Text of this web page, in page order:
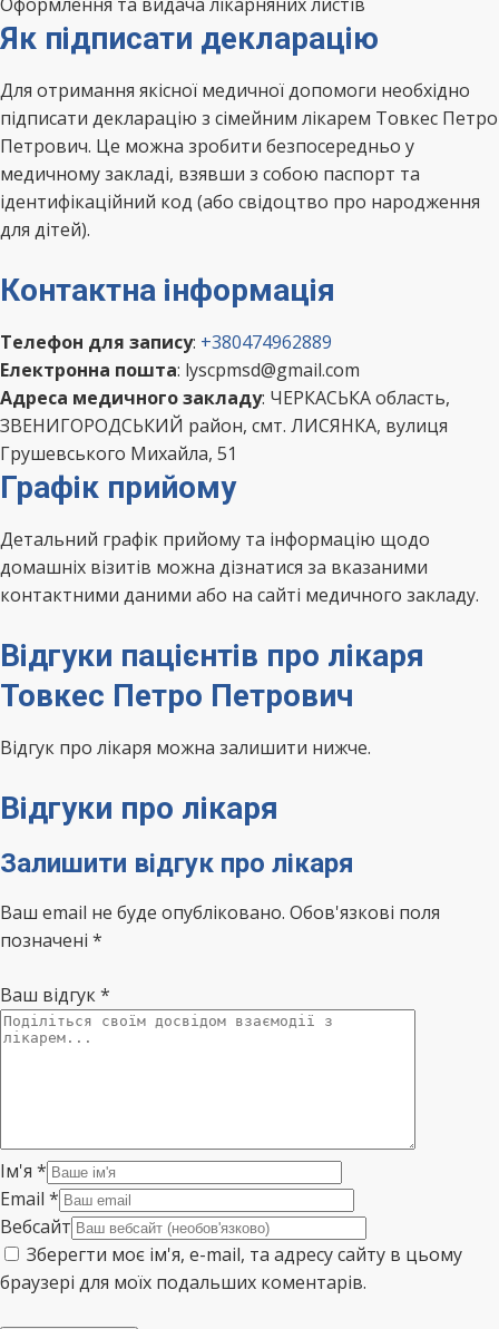
Як підписати декларацію
Для отримання якісної медичної допомоги необхідно
підписати декларацію з сімейним лікарем Товкес Петро
Петрович. Це можна зробити безпосередньо у
медичному закладі, взявши з собою паспорт та
ідентифікаційний код (або свідоцтво про народження
для дітей).
Контактна інформація
Телефон для запису: +380474962889
Електронна пошта: lyscpmsd@gmail.com
Адреса медичного закладу: ЧЕРКАСЬКА область,
ЗВЕНИГОРОДСЬКИЙ район, смт. ЛИСЯНКА, вулиця
Грушевського Михайла, 51
Графік прийому
Детальний графік прийому та інформацію щодо
домашніх візитів можна дізнатися за вказаними
контактними даними або на сайті медичного закладу.
Відгуки пацієнтів про лікаря
Товкес Петро Петрович
Відгук про лікаря можна залишити нижче.
Відгуки про лікаря
Залишити відгук про лікаря
Ваш email не буде опубліковано. Обов'язкові поля
позначені *
Ваш відгук*
Ім'я *
Email *
Вебсайт
Зберегти моє ім'я, e-mail, та адресу сайту в цьому
браузері для моїх подальших коментарів.